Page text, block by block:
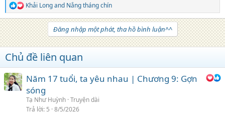
R
e
a
c
t
i
o
s
:
Khải Longand Nắng tháng chín
Đăng nhập một phát, tha hồ bình luận^^
Chủ đề liên quan
Năm 17 tuổi, ta yêu nhau | Chương 9: Gợn
sóng
Tạ Như Huỳnh Truyện dài
Trả lời 5 8/5/2026